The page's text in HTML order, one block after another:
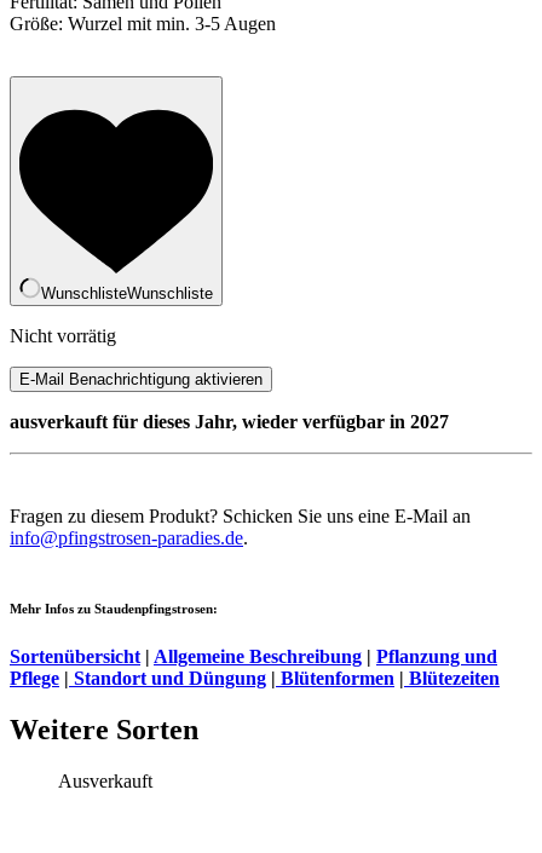
Größe: Wurzel mit min. 3-5 Augen
WunschlisteWunschliste
Nicht vorrätig
ausverkauft für dieses Jahr, wieder verfügbar in 2027
Fragen zu diesem Produkt? Schicken Sie uns eine E-Mail an
info@pfingstrosen-paradies.de.
Mehr Infos zu Staudenpfingstrosen:
Sortenübersicht | Allgemeine Beschreibung | Pflanzung und
Pflege | Standort und Düngung | Blütenformen | Blütezeiten
Weitere Sorten
Ausverkauft